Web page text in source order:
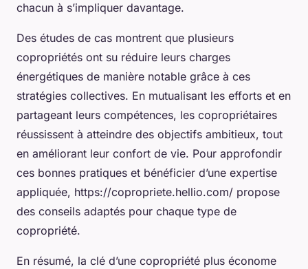
chacun à s’impliquer davantage.
Des études de cas montrent que plusieurs
copropriétés ont su réduire leurs charges
énergétiques de manière notable grâce à ces
stratégies collectives. En mutualisant les efforts et en
partageant leurs compétences, les copropriétaires
réussissent à atteindre des objectifs ambitieux, tout
en améliorant leur confort de vie. Pour approfondir
ces bonnes pratiques et bénéficier d’une expertise
appliquée, https://copropriete.hellio.com/ propose
des conseils adaptés pour chaque type de
copropriété.
En résumé, la clé d’une copropriété plus économe